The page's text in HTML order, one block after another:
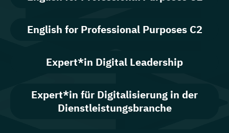
English for Professional Purposes C2
Expert*in Digital Leadership
Expert*in für Digitalisierung in der
Dienstleistungsbranche